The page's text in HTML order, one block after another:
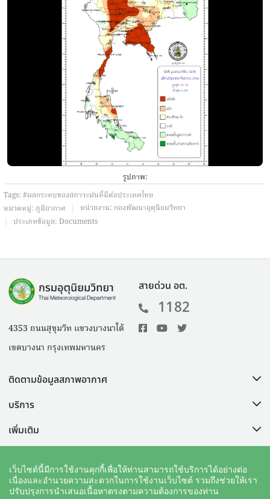
รูปภาพ:
Tags: #ผลกระทบของสภาวะฝนที่มีต่อประเทศไทย
หมวดหมู่: ภูมิอากาศ หน่วยงาน: กองพัฒนาอุตุนิยมวิทยา
ประเภทข้อมูล: Documents
4353 ถนนสุขุมวิท แขวงบางนาใต้
เขตบางนา กรุงเทพมหานคร
สายด่วน อต.
1182
ติดตามข้อมูลสภาพอากาศ
บริการ
เพิ่มเติม
เว็บไซต์นี้มีการใช้งานคุกกี้เพื่อให้ท่านสามารถใช้บริการได้อย่างต่อ
เนื่องและอำนวยความสะดวกในการใช้งานเว็บไซต์ รวมถึงช่วยให้เรา
ปรับปรุงการนำเสนอเนื้อหาตรงตามความต้องการของท่าน